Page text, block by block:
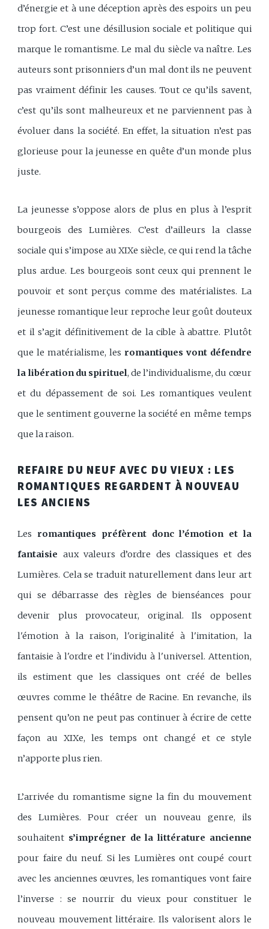
d’énergie et à une déception après des espoirs un peu
trop fort. C’est une désillusion sociale et politique qui
marque le romantisme. Le mal du siècle va naître. Les
auteurs sont prisonniers d’un mal dont ils ne peuvent
pas vraiment définir les causes. Tout ce qu’ils savent,
c’est qu’ils sont malheureux et ne parviennent pas à
évoluer dans la société. En effet, la situation n’est pas
glorieuse pour la jeunesse en quête d’un monde plus
juste.
La jeunesse s’oppose alors de plus en plus à l’esprit
bourgeois des Lumières. C’est d’ailleurs la classe
sociale qui s’impose au XIXe siècle, ce qui rend la tâche
plus ardue. Les bourgeois sont ceux qui prennent le
pouvoir et sont perçus comme des matérialistes. La
jeunesse romantique leur reproche leur goût douteux
et il s’agit définitivement de la cible à abattre. Plutôt
que le matérialisme, les romantiques vont défendre
la libération du spirituel, de l’individualisme, du cœur
et du dépassement de soi. Les romantiques veulent
que le sentiment gouverne la société en même temps
que la raison.
REFAIRE DU NEUF AVEC DU VIEUX : LES
ROMANTIQUES REGARDENT À NOUVEAU
LES ANCIENS
Les romantiques préfèrent donc l’émotion et la
fantaisie aux valeurs d’ordre des classiques et des
Lumières. Cela se traduit naturellement dans leur art
qui se débarrasse des règles de bienséances pour
devenir plus provocateur, original. Ils opposent
l'émotion à la raison, l'originalité à l'imitation, la
fantaisie à l'ordre et l'individu à l'universel. Attention,
ils estiment que les classiques ont créé de belles
œuvres comme le théâtre de Racine. En revanche, ils
pensent qu’on ne peut pas continuer à écrire de cette
façon au XIXe, les temps ont changé et ce style
n’apporte plus rien.
L’arrivée du romantisme signe la fin du mouvement
des Lumières. Pour créer un nouveau genre, ils
souhaitent s’imprégner de la littérature ancienne
pour faire du neuf. Si les Lumières ont coupé court
avec les anciennes œuvres, les romantiques vont faire
l’inverse : se nourrir du vieux pour constituer le
nouveau mouvement littéraire. Ils valorisent alors le